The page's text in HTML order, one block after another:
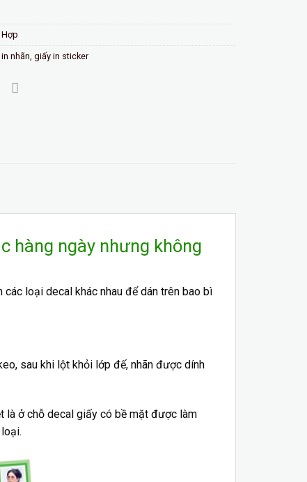
nhãn, giấy in sticker
hàng ngày nhưng không
loại decal khác nhau để dán trên bao bì
sau khi lột khỏi lớp đế, nhãn được dính
là ở chỗ decal giấy có bề mặt được làm